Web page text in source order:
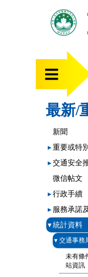
最新/
新聞
▸重要或特
▸交通安全
微信帖文
▸行政手續
▸ 服務承諾
▾統計資料
▾ 交通事務
未有條
站資訊